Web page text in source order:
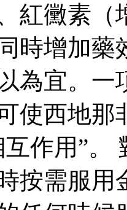
紅黴素（
時增加藥
為宜。一
使西地
作用”。
按需服用